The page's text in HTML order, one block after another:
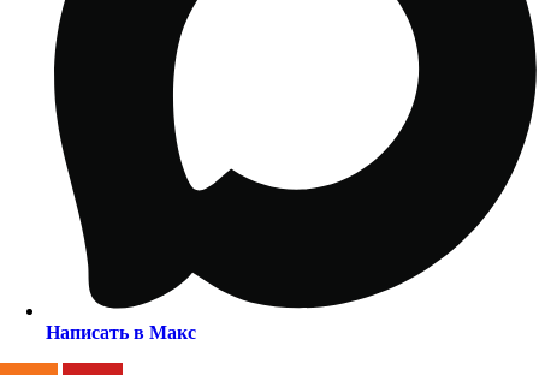
Написать в Макс